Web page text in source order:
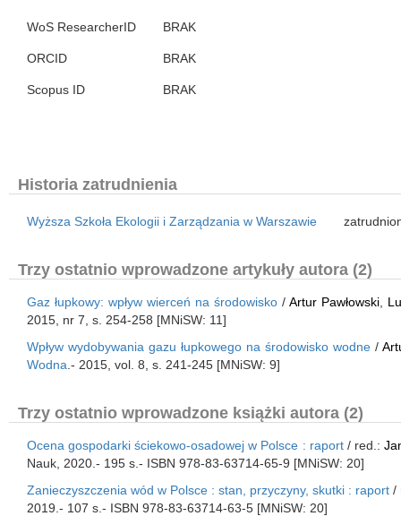
WoS ResearcherID BRAK
ORCID BRAK
Scopus ID BRAK
Historia zatrudnienia
Wyższa Szkoła Ekologii i Zarządzania w Warszawie
Trzy ostatnio wprowadzone artykuły autora (2)
Gaz łupkowy: wpływ wierceń na środowisko /Artur Pawłowski
2015, nr 7, s. 254-258 [MNiSW: 11]
Wpływ wydobywania gazu łupkowego na środowisko wodne /
Wodna .- 2015, vol. 8, s. 241-245 [MNiSW: 9]
Trzy ostatnio wprowadzone książki autora (2)
Ocena gospodarki ściekowo-osadowej w Polsce : raport/ red.:
Nauk, 2020.- 195 s.- ISBN 978-83-63714-65-9 [MNiSW: 20]
Zanieczyszczenia wód w Polsce : stan, przyczyny, skutki : raport /
2019.- 107 s.- ISBN 978-83-63714-63-5 [MNiSW: 20]